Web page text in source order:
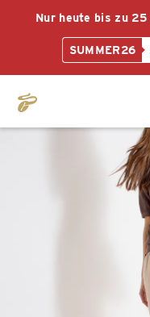
Nur heute bis zu
SUMMER26